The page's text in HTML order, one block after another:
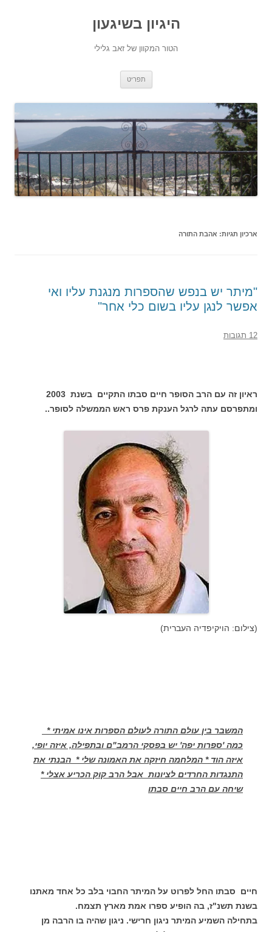
היגיון בשיגעון
הטור המקוון של זאב גלילי
תפריט
ארכיון תגיות: אהבת התורה
"מיתר יש בנפש שהספרות מנגנת עליו ואי
אפשר לנגן עליו בשום כלי אחר"
12 תגובות
ראיון זה עם הרב הסופר חיים סבתו התקיים בשנת 2003
ומתפרסם עתה לרגל הענקת פרס ראש הממשלה לסופר..
(צילום: הויקיפדיה העברית)
המשבר בין עולם התורה לעולם הספרות אינו אמיתי *
כמה 'ספרות יפה' יש בפסקי הרמב"ם ובתפילה, איזה יופי,
איזה הוד * המלחמה חיזקה את האמונה שלי * הבנתי את
התנגדות החרדים לציונות אבל הרב קוק הכריע אצלי *
שיחה עם הרב חיים סבתו
חיים סבתו החל לפרוט על המיתר החבוי בלב כל אחד מאתנו
בשנת תשנ"ז, בה הופיע ספרו אמת מארץ תצמח.
בתחילה השמיע המיתר ניגון חרישי. ניגון שהיה בו הרבה מן